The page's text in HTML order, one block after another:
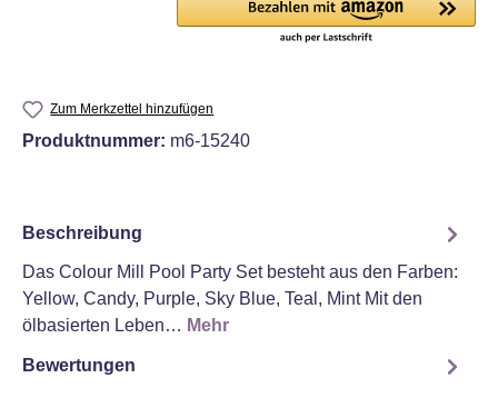
Zum Merkzettel hinzufügen
Produktnummer: m6-15240
Beschreibung
Das Colour Mill Pool Party Set besteht aus den Farben:
Yellow, Candy, Purple, Sky Blue, Teal, Mint Mit den
ölbasierten Leben… Mehr
Bewertungen